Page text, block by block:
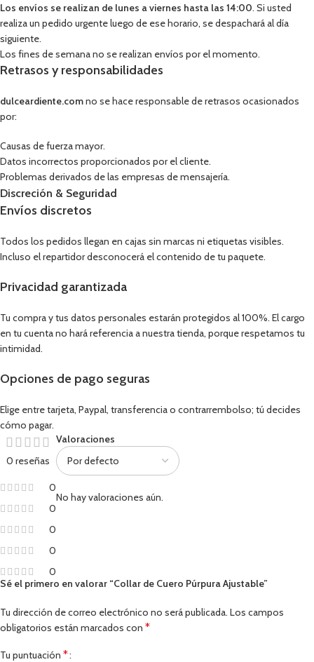
Los envíos se realizan de lunes a viernes hasta las 14:00. Si usted
realiza un pedido urgente luego de ese horario, se despachará al día
siguiente.
Los fines de semana no se realizan envíos por el momento.
Retrasos y responsabilidades
dulceardiente.comno se hace responsable de retrasos ocasionados
por:
Causas de fuerza mayor.
Datos incorrectos proporcionados por el cliente.
Problemas derivados de las empresas de mensajería.
Discreción & Seguridad
Envíos discretos
Todos los pedidos llegan en cajas sin marcas ni etiquetas visibles.
Incluso el repartidor desconocerá el contenido de tu paquete.
Privacidad garantizada
Tu compra y tus datos personales estarán protegidos al 100%. El cargo
en tu cuenta no hará referencia a nuestra tienda, porque respetamos tu
intimidad.
Opciones de pago seguras
Elige entre tarjeta, Paypal, transferencia o contrarrembolso; tú decides
cómo pagar.
0 reseñas
0
0
0
0
0
Valoraciones
No hay valoraciones aún.
Sé el primero en valorar “Collar de Cuero Púrpura Ajustable”
Tu dirección de correo electrónico no será publicada. Los campos
obligatorios están marcados con *
Tu puntuación *